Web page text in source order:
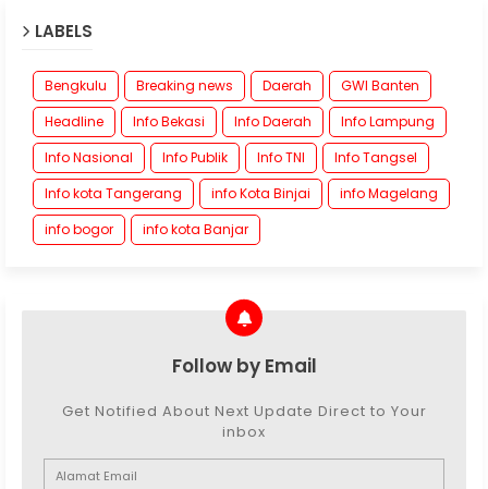
LABELS
Bengkulu Breaking news Daerah
GWI Banten
Headline
Info Bekasi Info Daerah
Info Lampung
Info Nasional
Info Publik Info TNI
Info Tangsel
Info kota Tangerang
info Kota Binjai
info Magelang
info bogor
info kota Banjar
Follow by Email
Get Notified About Next Update Direct to Your
inbox